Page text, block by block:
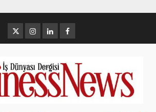
Twitterİnstagram
LinkedinFacebook